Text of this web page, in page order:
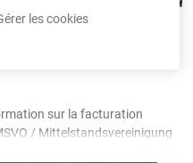
les cookies
novembre 2025
sur la facturation
/ Mittelstandsvereinigung